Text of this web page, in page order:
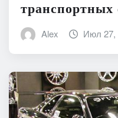
транспортных
Alex Июл 27,